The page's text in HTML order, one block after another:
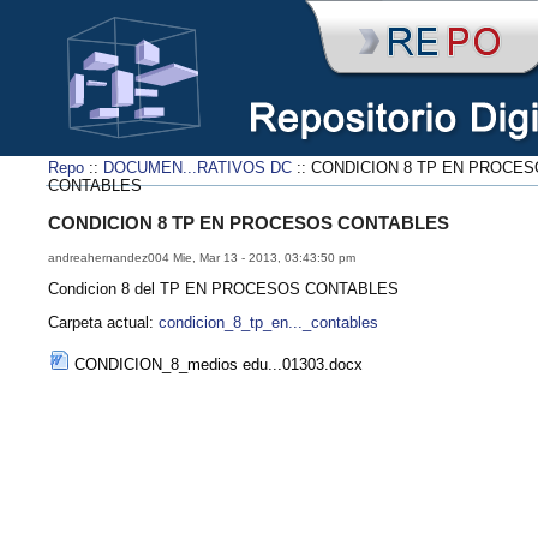
Repo :: DOCUMEN...RATIVOS DC :: CONDICION 8 TP EN
CONTABLES
CONDICION 8 TP EN PROCESOS CONTABLES
andreahernandez004 Mie, Mar 13 - 2013, 03:43:50 pm
Condicion 8 del TP EN PROCESOS CONTABLES
Carpeta actual: condicion_8_tp_en..._contables
CONDICION_8_medios edu...01303.docx